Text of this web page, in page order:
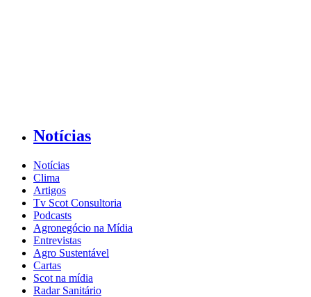
Notícias
Notícias
Clima
Artigos
Tv Scot Consultoria
Podcasts
Agronegócio na Mídia
Entrevistas
Agro Sustentável
Cartas
Scot na mídia
Radar Sanitário